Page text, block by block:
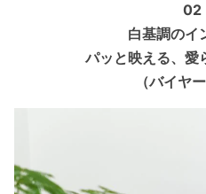
02
白基調のイ
パッと映える、愛
（バイヤ